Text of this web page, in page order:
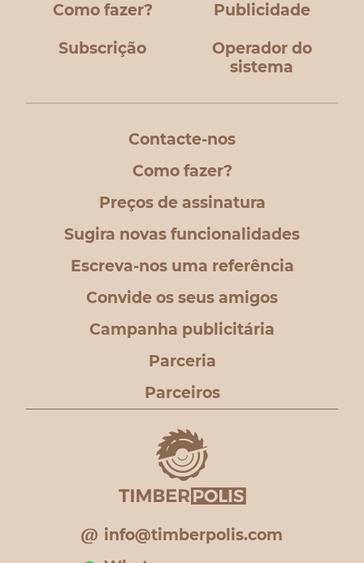
Como fazer? Publicidade
Subscrição
Operador do
sistema
Contacte-nos
Como fazer?
Preços de assinatura
Sugira novas funcionalidades
Escreva-nos uma referência
Convide os seus amigos
Campanha publicitária
Parceria
Parceiros
info@timberpolis.com